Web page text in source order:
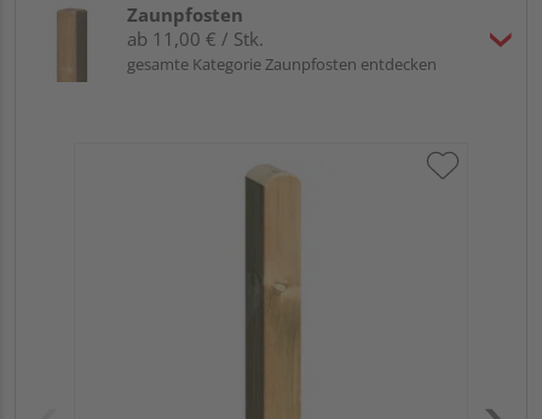
Zaunpfosten
ab 11,00 € / Stk.
gesamte Kategorie Zaunpfosten entdecken